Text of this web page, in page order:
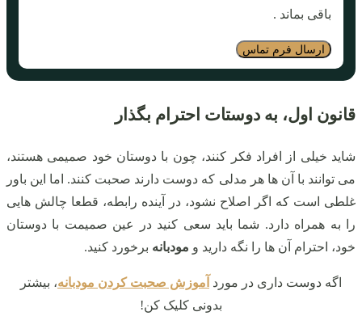
باقی بماند .
قانون اول، به دوستات احترام بگذار
شاید خیلی از افراد فکر کنند، چون با دوستان خود صمیمی هستند،
می توانند با آن ها هر مدلی که دوست دارند صحبت کنند. اما این باور
غلطی است که اگر اصلاح نشود، در آینده رابطه، قطعا چالش هایی
را به همراه دارد. شما باید سعی کنید در عین صمیمت با دوستان
خود، احترام آن ها را نگه دارید و مودبانه برخورد کنید.
اگه دوست داری در مورد آموزش صحبت کردن مودبانه، بیشتر
بدونی کلیک کن!